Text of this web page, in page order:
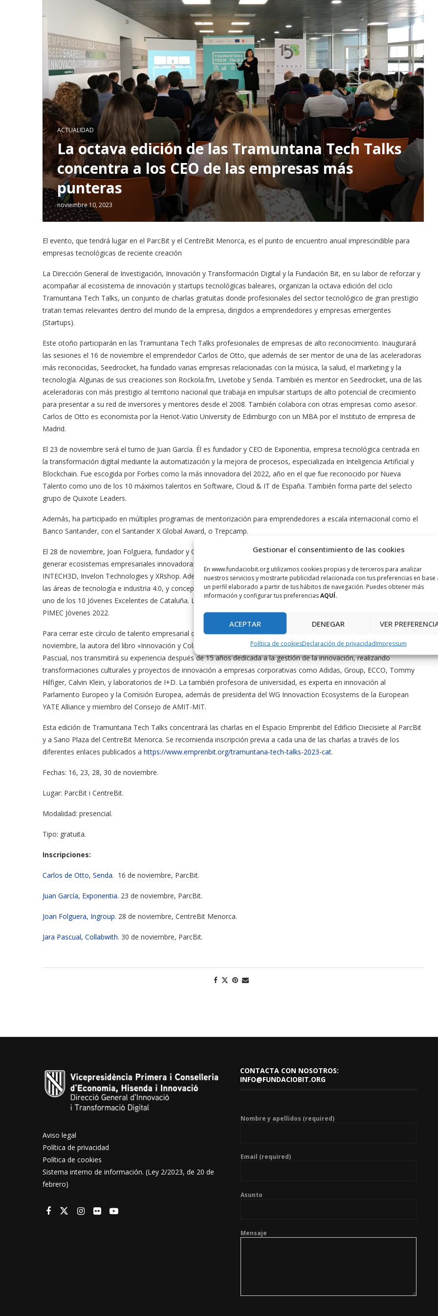
Gestionar el consentimiento de las cookies
En www.fundaciobit.org utilizamos cookies propias y de terceros para analizar
nuestros servicios y mostrarte publicidad relacionada con tus preferencias en base
un perfil elaborado a partir de tus hábitos de navegación. Puedes obtener más
información y configurar tus preferenciasAQUÍ.
ACEPTAR DENEGAR VER
Política de cookiesDeclaración de privacidadImpressum
ACTUALIDAD
La octava edición de las Tramuntana Tech Talks
concentra a los CEO de las empresas más
punteras
noviembre 10, 2023
El evento, que tendrá lugar en el ParcBit y el CentreBit Menorca, es el punto de encuentro anual imprescindible para
empresas tecnológicas de reciente creación
La Dirección General de Investigación, Innovación y Transformación Digital y la Fundación Bit, en su labor de reforzar y
acompañar al ecosistema de innovación y startups tecnológicas baleares, organizan la octava edición del ciclo
Tramuntana Tech Talks, un conjunto de charlas gratuitas donde profesionales del sector tecnológico de gran prestigio
tratan temas relevantes dentro del mundo de la empresa, dirigidos a emprendedores y empresas emergentes
(Startups).
Este otoño participarán en las Tramuntana Tech Talks profesionales de empresas de alto reconocimiento. Inaugurará
las sesiones el 16 de noviembre el emprendedor Carlos de Otto, que además de ser mentor de una de las aceleradoras
más reconocidas, Seedrocket, ha fundado varias empresas relacionadas con la música, la salud, el marketing y la
tecnología. Algunas de sus creaciones son Rockola.fm, Livetobe y Senda. También es mentor en Seedrocket, una de las
aceleradoras con más prestigio al territorio nacional que trabaja en impulsar startups de alto potencial de crecimiento
para presentar a su red de inversores y mentores desde el 2008. También colabora con otras empresas como asesor.
Carlos de Otto es economista por la Heriot-Vatio University de Edimburgo con un MBA por el Instituto de empresa de
Madrid.
El 23 de noviembre será el turno de Juan García. Él es fundador y CEO de Exponentia, empresa tecnológica centrada en
la transformación digital mediante la automatización y la mejora de procesos, especializada en Inteligencia Artificial y
Blockchain. Fue escogida por Forbes como la más innovadora del 2022, año en el que fue reconocido por Nueva
Talento como uno de los 10 máximos talentos en Software, Cloud & IT de España. También forma parte del selecto
grupo de Quixote Leaders.
Además, ha participado en múltiples programas de mentorización para emprendedores a escala internacional como el
Banco Santander, con el Santander X Global Award, o Trepcamp.
El 28 de noviembre, Joan Folguera, fundador y CEO de Inngroup, compartirá su charla «Emprendimiento en serie, como
generar ecosistemas empresariales innovadoras con tecnologías de industria 4.0”. Folguera es también CEO de
INTECH3D, Invelon Technologies y XRshop. Además, es asesor acreditado por ACCIÓN de la Generalitat de Cataluña en
las áreas de tecnología e industria 4.0, y conceptualización, y diseño de productos. En el año 2018 fue reconocido como
uno de los 10 Jóvenes Excelentes de Cataluña. La empresa Ingroup, de la cual es el jefe ejecutivo, obtuvo el premio
PIMEC Jóvenes 2022.
Para cerrar este círculo de talento empresarial que participa en la octava edición de Tramuntanta Tech Talks, el 30 de
noviembre, la autora del libro «Innovación y Colaboración a la Era Digital» y fundadora y directora de Collabwith, Jara
Pascual, nos transmitirá su experiencia después de 15 años dedicada a la gestión de la innovación, realizando
transformaciones culturales y proyectos de innovación a empresas corporativas como Adidas, Group, ECCO, Tommy
Hilfiger, Calvin Klein, y laboratorios de I+D. La también profesora de universidad, es experta en innovación al
Parlamento Europeo y la Comisión Europea, además de presidenta del WG Innovaction Ecosystems de la European
YATE Alliance y miembro del Consejo de AMIT-MIT.
Esta edición de Tramuntana Tech Talks concentrará las charlas en el Espacio Emprenbit del Edificio Diecisiete al ParcBit
y a Sano Plaza del CentreBit Menorca. Se recomienda inscripción previa a cada una de las charlas a través de los
diferentes enlaces publicados a https://www.emprenbit.org/tramuntana-tech-talks-2023-cat.
Fechas: 16, 23, 28, 30 de noviembre.
Lugar: ParcBit i CentreBit.
Modalidad: presencial.
Tipo: gratuita.
Inscripciones:
Carlos de Otto, Senda. 16 de noviembre, ParcBit.
Juan García, Exponentia. 23 de noviembre, ParcBit.
Joan Folguera, Ingroup. 28 de noviembre, CentreBit Menorca.
Jara Pascual, Collabwith. 30 de noviembre, ParcBit.
Aviso legal
Política de privacidad
Política de cookies
Sistema interno de información. (Ley 2/2023, de 20 de
febrero)
CONTACTA CON NOSOTROS:
INFO@FUNDACIOBIT.ORG
Nombre y apellidos (required)
Email (required)
Asunto
Mensaje